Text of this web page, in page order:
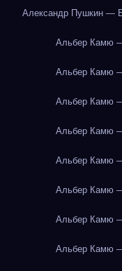
Александр Пушкин —
Альбер Камю
Альбер Камю
Альбер Камю
Альбер Камю
Альбер Камю
Альбер Камю
Альбер Камю
Альбер Камю